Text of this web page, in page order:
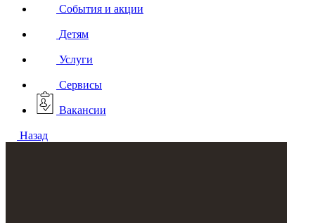
События и акции
Детям
Услуги
Сервисы
Вакансии
Назад